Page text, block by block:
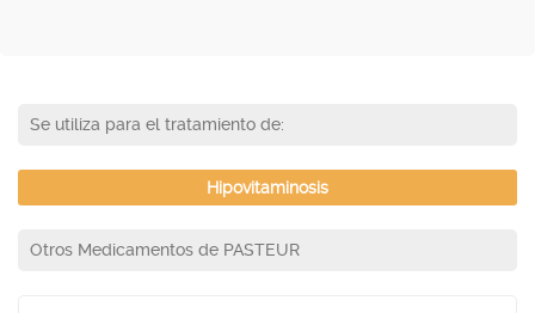
Se utiliza para el tratamiento de:
Hipovitaminosis
Otros Medicamentos de PASTEUR